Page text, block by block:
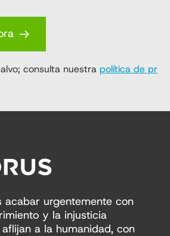
consulta nuestra política de pr
acabar urgentemente con
y la injusticia
a la humanidad, con